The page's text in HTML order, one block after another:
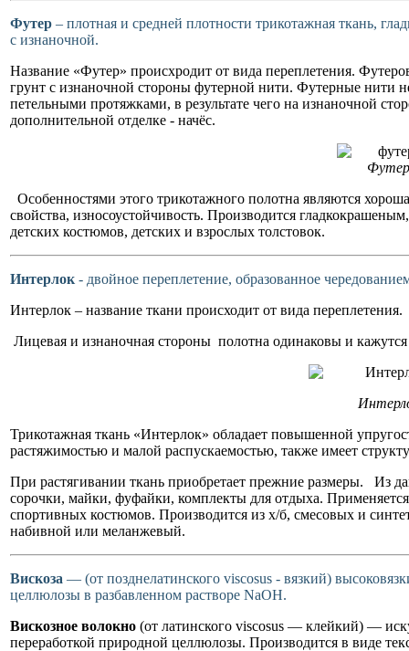
Футер – плотная и средней плотности трикотажная ткань,
с изнаночной.
Название «Футер» происхродит от вида переплетения.
грунт с изнаночной стороны футерной нити. Футерные нити
петельными протяжками, в результате чего на изнаночной
дополнительной отделке - начёс.
Футер
Особенностями этого трикотажного полотна являются
свойства, износоустойчивость. Производится
детских костюмов, детских и взрослых толстовок.
Интерлок - двойное переплетение, образованное
Интерлок – название ткани происходит от вида переплетения.
Лицевая и изнаночная стороны полотна одинаковы и
Трикотажная ткань «Интерлок» обладает повышенной
растяжимостью и малой распускаемостью, также имеет
При растягивании ткань приобретает прежние размеры. Из
сорочки, майки, фуфайки, комплекты для отдыха.
спортивных костюмов. Производится из х/б, смесовых и
набивной или меланжевый.
Вискоза — (от позднелатинского viscosus - вязкий)
целлюлозы в разбавленном растворе NaOH.
Вискозное волокно (от латинского viscosus — клейкий) —
переработкой природной целлюлозы. Производится в виде